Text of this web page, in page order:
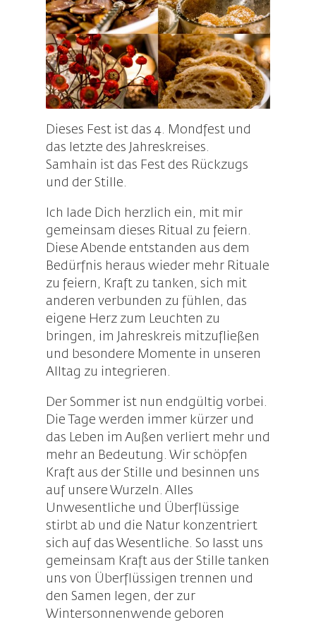
Dieses Fest ist das 4. Mondfest und
das letzte des Jahreskreises.
Samhain ist das Fest des Rückzugs
und der Stille.
Ich lade Dich herzlich ein, mit mir
gemeinsam dieses Ritual zu feiern.
Diese Abende entstanden aus dem
Bedürfnis heraus wieder mehr Rituale
zu feiern, Kraft zu tanken, sich mit
anderen verbunden zu fühlen, das
eigene Herz zum Leuchten zu
bringen, im Jahreskreis mitzufließen
und besondere Momente in unseren
Alltag zu integrieren.
Der Sommer ist nun endgültig vorbei.
Die Tage werden immer kürzer und
das Leben im Außen verliert mehr und
mehr an Bedeutung. Wir schöpfen
Kraft aus der Stille und besinnen uns
auf unsere Wurzeln. Alles
Unwesentliche und Überflüssige
stirbt ab und die Natur konzentriert
sich auf das Wesentliche. So lasst uns
gemeinsam Kraft aus der Stille tanken
uns von Überflüssigen trennen und
den Samen legen, der zur
Wintersonnenwende geboren